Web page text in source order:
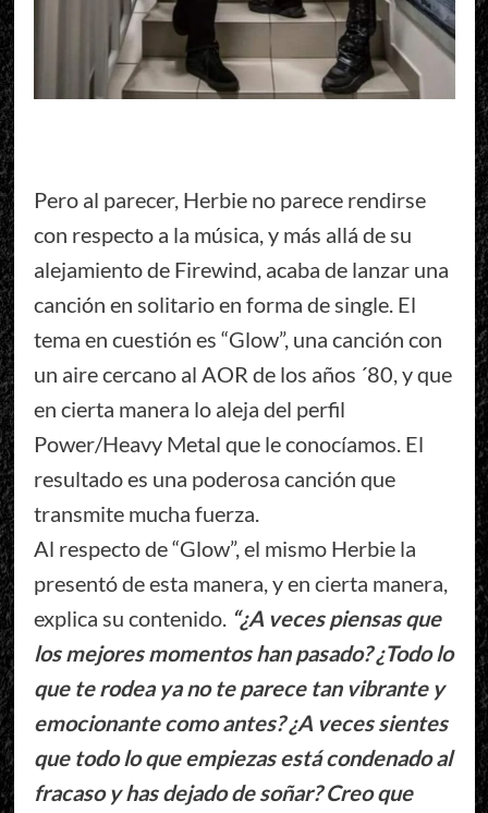
Pero al parecer, Herbie no parece rendirse
con respecto a la música, y más allá de su
alejamiento de Firewind, acaba de lanzar una
canción en solitario en forma de single. El
tema en cuestión es “Glow”, una canción con
un aire cercano al AOR de los años ´80, y que
en cierta manera lo aleja del perfil
Power/Heavy Metal que le conocíamos. El
resultado es una poderosa canción que
transmite mucha fuerza.
Al respecto de “Glow”, el mismo Herbie la
presentó de esta manera, y en cierta manera,
explica su contenido. “¿A veces piensas que
los mejores momentos han pasado? ¿Todo lo
que te rodea ya no te parece tan vibrante y
emocionante como antes? ¿A veces sientes
que todo lo que empiezas está condenado al
fracaso y has dejado de soñar? Creo que